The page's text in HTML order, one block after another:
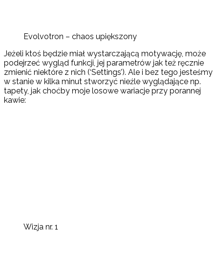
Evolvotron – chaos upiększony
Jeżeli ktoś będzie miał wystarczającą motywację, może
podejrzeć wygląd funkcji, jej parametrów jak też ręcznie
zmienić niektóre z nich (‘Settings’). Ale i bez tego jesteśmy
w stanie w kilka minut stworzyć nieźle wyglądające np.
tapety, jak choćby moje losowe wariacje przy porannej
kawie:
Wizja nr. 1